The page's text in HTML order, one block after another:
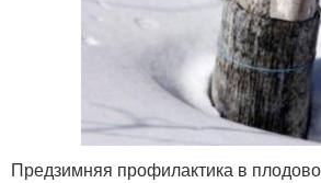
Предзимняя профилактика в